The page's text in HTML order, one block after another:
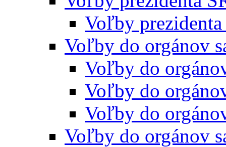
Voľby
Voľby do orgánov
Voľby do
Voľby do
Voľby do
Voľby do orgánov